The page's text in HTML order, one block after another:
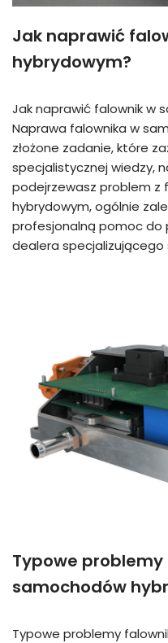
Jak naprawić
hybrydowym?
Jak naprawić falownik w
Naprawa falownika w
złożone zadanie, które
specjalistycznej wiedzy,
podejrzewasz problem z
hybrydowym, ogólnie
profesjonalną pomoc do
dealera specjalizującego
Typowe
samochodów
Typowe problemy